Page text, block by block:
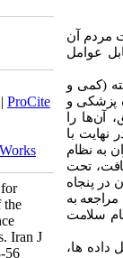
مردم آن
عوامل
(کمی و
پزشکی و
آن‌ها را
نهایت با
به نظام
تحت
در پنجاه
به
سلامت
داده ها،
| ProCite
the
Iran J
56